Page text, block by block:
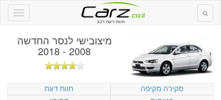
חוות דעת רכב
מיצובישי לנסר החדשה
2008 - 2018
סקירה מקיפה
חוות דעת